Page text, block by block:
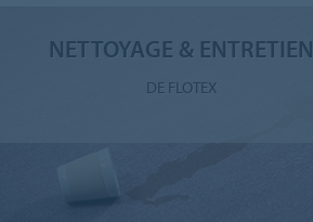
NETTOYAGE & ENTRETIEN
DE FLOTEX